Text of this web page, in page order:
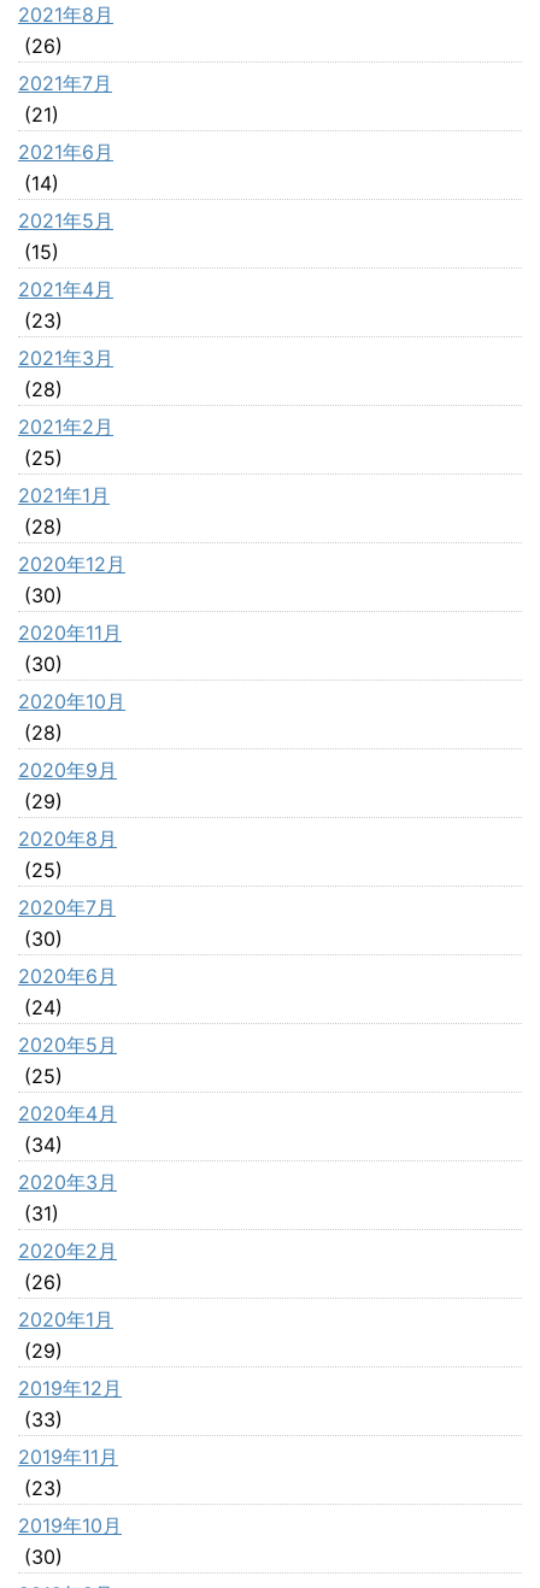
2021年8月
(26)
2021年7月
(21)
2021年6月
(14)
2021年5月
(15)
2021年4月
(23)
2021年3月
(28)
2021年2月
(25)
2021年1月
(28)
2020年12月
(30)
2020年11月
(30)
2020年10月
(28)
2020年9月
(29)
2020年8月
(25)
2020年7月
(30)
2020年6月
(24)
2020年5月
(25)
2020年4月
(34)
2020年3月
(31)
2020年2月
(26)
2020年1月
(29)
2019年12月
(33)
2019年11月
(23)
2019年10月
(30)